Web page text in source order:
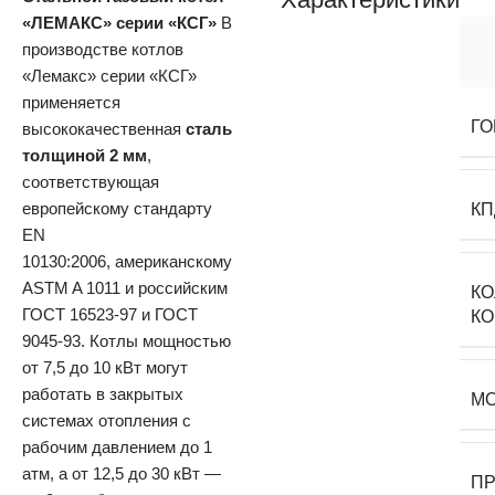
«ЛЕМАКС» серии «КСГ» В
производстве котлов
«Лемакс» серии «КСГ»
применяется
высококачественная сталь
толщиной 2 мм,
соответствующая
европейскому стандарту
EN
10130:2006, американскому
ASTM A 1011 и российским
ГОСТ 16523-97 и ГОСТ
9045-93. Котлы мощностью
от 7,5 до 10 кВт могут
работать в закрытых
системах отопления с
рабочим давлением до 1
атм, а от 12,5 до 30 кВт —